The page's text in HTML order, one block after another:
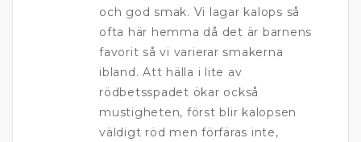
och god smak. Vi lagar kalops så
ofta här hemma då det är barnens
favorit så vi varierar smakerna
ibland. Att hälla i lite av
rödbetsspadet ökar också
mustigheten, först blir kalopsen
väldigt röd men förfäras inte,